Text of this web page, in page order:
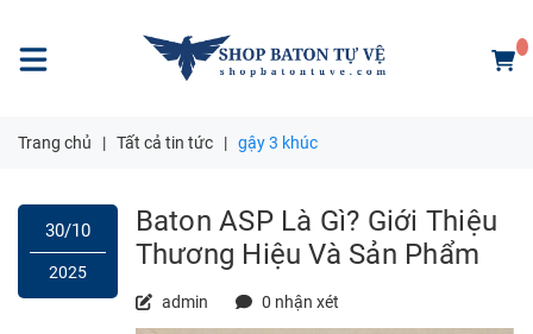
Trang chủ | Tất cả tin tức | gậy 3 khúc
30/10
2025
Baton ASP Là Gì? Giới Thiệu
Thương Hiệu Và Sản Phẩm
admin 0 nhận xét